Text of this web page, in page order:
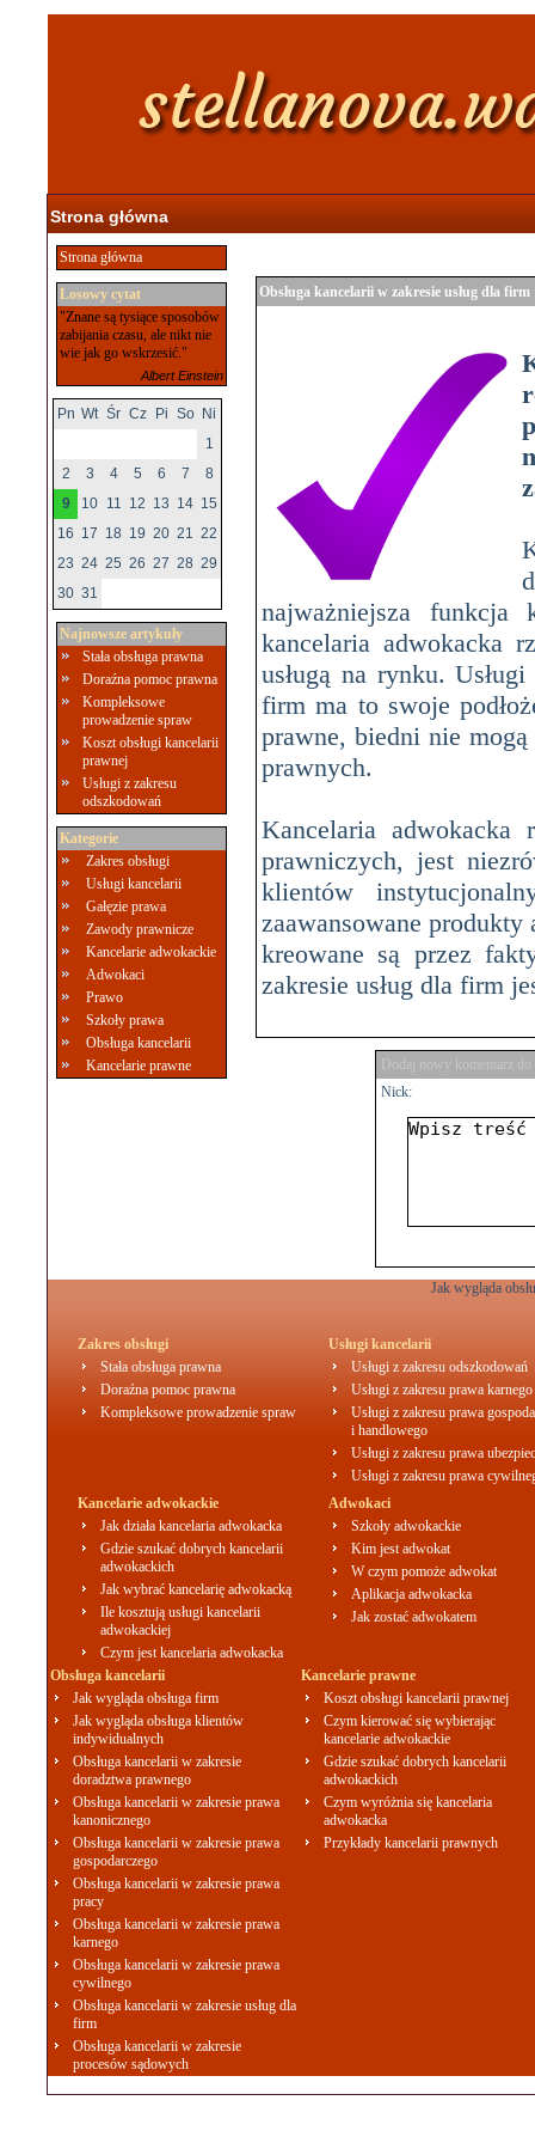
Strona główna
Strona główna
Losowy cytat
"Znane są tysiące sposobów
zabijania czasu, ale nikt nie
wie jak go wskrzesić."
Albert Einstein
Pn Wt Śr Cz Pi So
Ni
1
2
3 4 5 6 7
8
9
10 11 12 13 14 15
16 17 18 19 20 21 22
23 24 25 26 27 28 29
30 31
Najnowsze artykuły
Stała obsługa prawna
Doraźna pomoc prawna
Kompleksowe
prowadzenie spraw
Koszt obsługi kancelarii
prawnej
Usługi z zakresu
odszkodowań
Kategorie
Zakres obsługi
Usługi kancelarii
Gałęzie prawa
Zawody prawnicze
Kancelarie adwokackie
Adwokaci
Prawo
Szkoły prawa
Obsługa kancelarii
Kancelarie prawne
Obsługa kancelarii w zakresie usług dla firm
najważniejsza
kancelaria adwokacka
usługą na rynku.
firm ma to swoje
prawne, biedni nie
prawnych.
Kancelaria adwokacka
prawniczych, jest
klientów
zaawansowane
kreowane są przez
zakresie usług dla firm
Dodaj nowy komentarz
Nick:
Jak wygląda
Zakres obsługi
Stała obsługa prawna
Doraźna pomoc prawna
Kompleksowe prowadzenie spraw
Usługi kancelarii
Usługi z zakresu odszkodowań
Usługi z zakresu prawa karnego
Usługi z zakresu prawa
i handlowego
Usługi z zakresu prawa
Usługi z zakresu prawa
Kancelarie adwokackie
Jak działa kancelaria adwokacka
Gdzie szukać dobrych kancelarii
adwokackich
Jak wybrać kancelarię adwokacką
Ile kosztują usługi kancelarii
adwokackiej
Czym jest kancelaria adwokacka
Adwokaci
Szkoły adwokackie
Kim jest adwokat
W czym pomoże adwokat
Aplikacja adwokacka
Jak zostać adwokatem
Obsługa kancelarii
Jak wygląda obsługa firm
Jak wygląda obsługa klientów
indywidualnych
Obsługa kancelarii w zakresie
doradztwa prawnego
Obsługa kancelarii w zakresie prawa
kanonicznego
Obsługa kancelarii w zakresie prawa
gospodarczego
Obsługa kancelarii w zakresie prawa
pracy
Obsługa kancelarii w zakresie prawa
karnego
Obsługa kancelarii w zakresie prawa
cywilnego
Obsługa kancelarii w zakresie usług dla
firm
Obsługa kancelarii w zakresie
procesów sądowych
Kancelarie prawne
Koszt obsługi kancelarii prawnej
Czym kierować się wybierając
kancelarie adwokackie
Gdzie szukać dobrych kancelarii
adwokackich
Czym wyróżnia się kancelaria
adwokacka
Przykłady kancelarii prawnych